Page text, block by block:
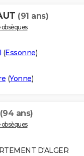
(91 ans)
(Essonne)
(Yonne)
(94 ans)
D'ALGER